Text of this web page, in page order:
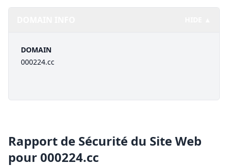
DOMAIN
000224.cc
Rapport de Sécurité du Site Web
pour000224.cc